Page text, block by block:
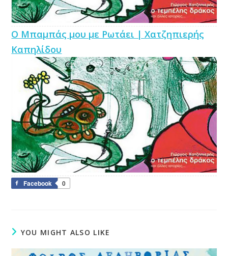
Ο Μπαμπάς μου με Ρωτάει | Χατζηπιερής
Καπηλίδου
Facebook 0
YOU MIGHT ALSO LIKE